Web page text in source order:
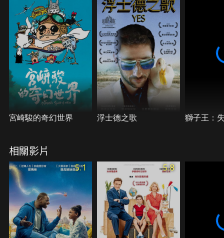
應環境，而不會變得超級悽慘。還有布拉姆和費許老
師，差異這麼大的他們要如何找到平衡點…。
宮崎駿的奇幻世界 浮士德之歌 獅子王：
相關影片
5.1 5.8